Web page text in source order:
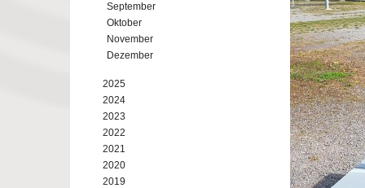
September
Oktober
November
Dezember
2025
2024
2023
2022
2021
2020
2019